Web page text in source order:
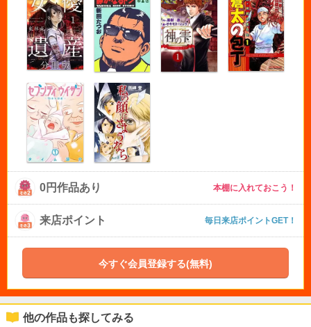
0円作品あり 本棚に入れておこう！
来店ポイント 毎日来店ポイントGET！
今すぐ会員登録する(無料)
他の作品も探してみる